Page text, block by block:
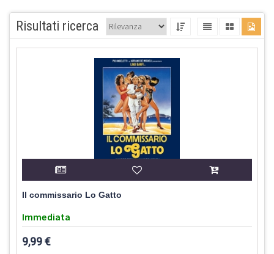
Risultati ricerca
Il commissario Lo Gatto
Immediata
9,99 €